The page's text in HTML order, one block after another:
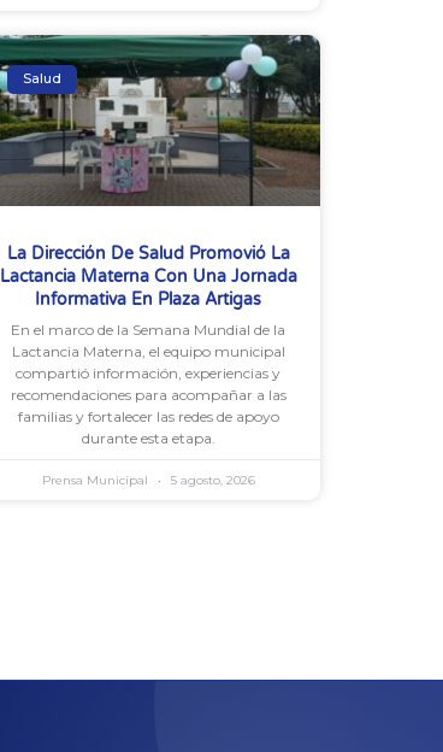
Salud
La Dirección De Salud Promovió La
Lactancia Materna Con Una Jornada
Informativa En Plaza Artigas
En el marco de la Semana Mundial de la
Lactancia Materna, el equipo municipal
compartió información, experiencias y
recomendaciones para acompañar a las
familias y fortalecer las redes de apoyo
durante esta etapa.
Prensa Municipal 5 agosto, 2026